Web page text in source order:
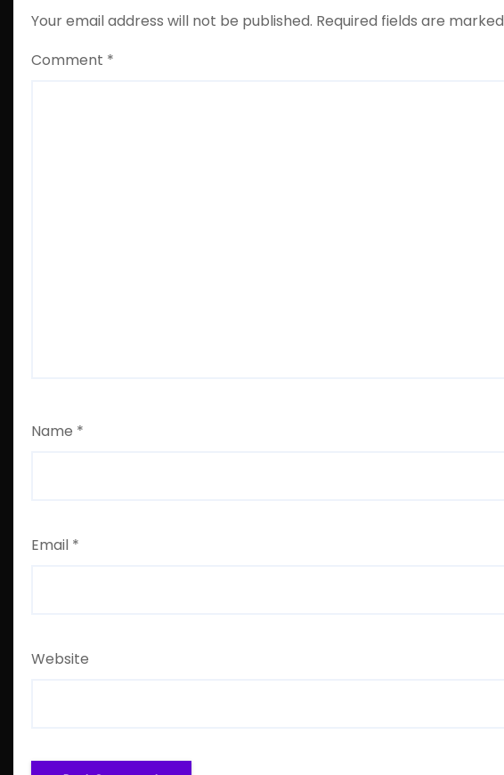
Your email address will not be published. Required fields are marked
Comment *
Name *
Email *
Website